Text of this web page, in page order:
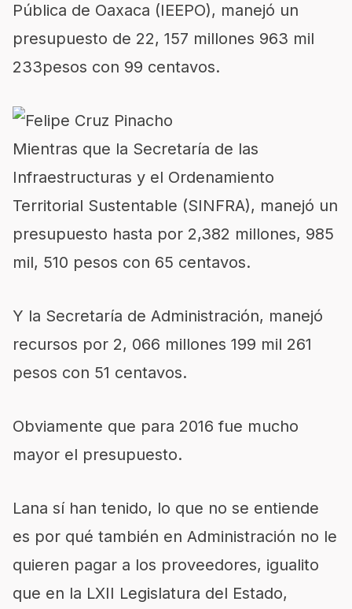
Pública de Oaxaca (IEEPO), manejó un
presupuesto de 22, 157 millones 963 mil
233pesos con 99 centavos.
Mientras que la Secretaría de las
Infraestructuras y el Ordenamiento
Territorial Sustentable (SINFRA), manejó un
presupuesto hasta por 2,382 millones, 985
mil, 510 pesos con 65 centavos.
Y la Secretaría de Administración, manejó
recursos por 2, 066 millones 199 mil 261
pesos con 51 centavos.
Obviamente que para 2016 fue mucho
mayor el presupuesto.
Lana sí han tenido, lo que no se entiende
es por qué también en Administración no le
quieren pagar a los proveedores, igualito
que en la LXII Legislatura del Estado,